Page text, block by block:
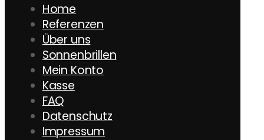
Home
Referenzen
Über uns
Sonnenbrillen
Mein Konto
Kasse
FAQ
Datenschutz
Impressum